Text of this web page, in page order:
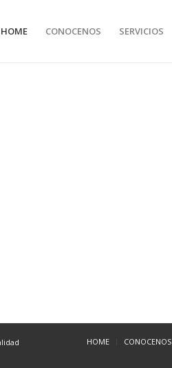
HOME CONOCENOS SERVICIOS
HOME CONOCENOS